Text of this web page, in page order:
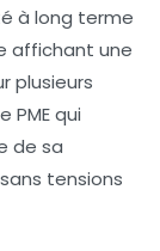
à long terme
affichant une
plusieurs
qui
de sa
tensions